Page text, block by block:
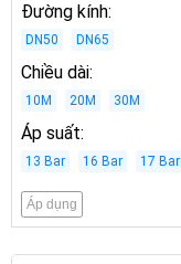
Đường kính:
DN50 DN65
Chiều dài:
10M 20M 30M
Áp suất:
13 Bar 16 Bar 17 Bar
Áp dụng